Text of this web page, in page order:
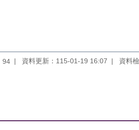
94 資料更新：115-01-19 16:07 資料